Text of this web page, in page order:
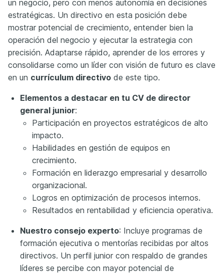
un negocio, pero con menos autonomía en decisiones
estratégicas. Un directivo en esta posición debe
mostrar potencial de crecimiento, entender bien la
operación del negocio y ejecutar la estrategia con
precisión. Adaptarse rápido, aprender de los errores y
consolidarse como un líder con visión de futuro es clave
en un currículum directivo de este tipo.
Elementos a destacar en tu CV de director
general junior:
Participación en proyectos estratégicos de alto
impacto.
Habilidades en gestión de equipos en
crecimiento.
Formación en liderazgo empresarial y desarrollo
organizacional.
Logros en optimización de procesos internos.
Resultados en rentabilidad y eficiencia operativa.
Nuestro consejo experto: Incluye programas de
formación ejecutiva o mentorías recibidas por altos
directivos. Un perfil junior con respaldo de grandes
líderes se percibe con mayor potencial de